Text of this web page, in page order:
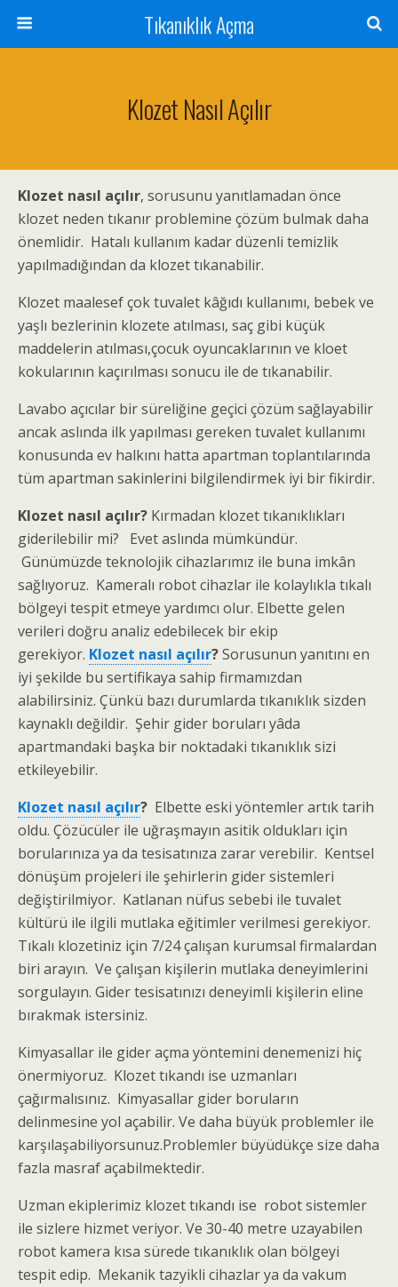
Tıkanıklık Açma
Klozet Nasıl Açılır
Klozet nasıl açılır, sorusunu yanıtlamadan önce
klozet neden tıkanır problemine çözüm bulmak daha
önemlidir. Hatalı kullanım kadar düzenli temizlik
yapılmadığından da klozet tıkanabilir.
Klozet maalesef çok tuvalet kâğıdı kullanımı, bebek ve
yaşlı bezlerinin klozete atılması, saç gibi küçük
maddelerin atılması,çocuk oyuncaklarının ve kloet
kokularının kaçırılması sonucu ile de tıkanabilir.
Lavabo açıcılar bir süreliğine geçici çözüm sağlayabilir
ancak aslında ilk yapılması gereken tuvalet kullanımı
konusunda ev halkını hatta apartman toplantılarında
tüm apartman sakinlerini bilgilendirmek iyi bir fikirdir.
Klozet nasıl açılır? Kırmadan klozet tıkanıklıkları
giderilebilir mi? Evet aslında mümkündür.
Günümüzde teknolojik cihazlarımız ile buna imkân
sağlıyoruz. Kameralı robot cihazlar ile kolaylıkla tıkalı
bölgeyi tespit etmeye yardımcı olur. Elbette gelen
verileri doğru analiz edebilecek bir ekip
gerekiyor. Klozet nasıl açılır?Sorusunun yanıtını en
iyi şekilde bu sertifikaya sahip firmamızdan
alabilirsiniz. Çünkü bazı durumlarda tıkanıklık sizden
kaynaklı değildir. Şehir gider boruları yâda
apartmandaki başka bir noktadaki tıkanıklık sizi
etkileyebilir.
Klozet nasıl açılır? Elbette eski yöntemler artık tarih
oldu. Çözücüler ile uğraşmayın asitik oldukları için
borularınıza ya da tesisatınıza zarar verebilir. Kentsel
dönüşüm projeleri ile şehirlerin gider sistemleri
değiştirilmiyor. Katlanan nüfus sebebi ile tuvalet
kültürü ile ilgili mutlaka eğitimler verilmesi gerekiyor.
Tıkalı klozetiniz için 7/24 çalışan kurumsal firmalardan
biri arayın. Ve çalışan kişilerin mutlaka deneyimlerini
sorgulayın. Gider tesisatınızı deneyimli kişilerin eline
bırakmak istersiniz.
Kimyasallar ile gider açma yöntemini denemenizi hiç
önermiyoruz. Klozet tıkandı ise uzmanları
çağırmalısınız. Kimyasallar gider boruların
delinmesine yol açabilir. Ve daha büyük problemler ile
karşılaşabiliyorsunuz.Problemler büyüdükçe size daha
fazla masraf açabilmektedir.
Uzman ekiplerimiz klozet tıkandı ise robot sistemler
ile sizlere hizmet veriyor. Ve 30-40 metre uzayabilen
robot kamera kısa sürede tıkanıklık olan bölgeyi
tespit edip. Mekanik tazyikli cihazlar ya da vakum